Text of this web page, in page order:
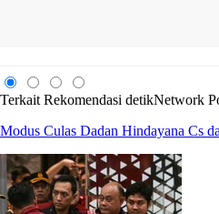
Terkait Rekomendasi detikNetwork
Modus Culas Dadan Hindayana Cs